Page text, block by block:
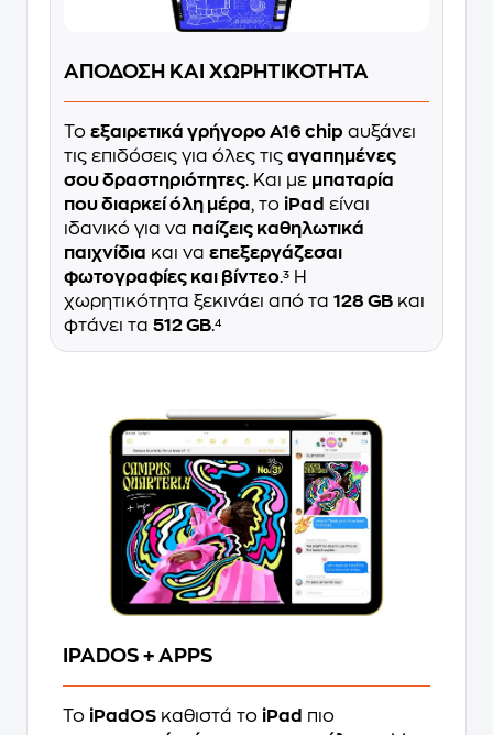
ΑΠΟΔΟΣΗ ΚΑΙ ΧΩΡΗΤΙΚΟΤΗΤΑ
Το εξαιρετικά γρήγορο A16 chip αυξάνει
τις επιδόσεις για όλες τις αγαπημένες
σου δραστηριότητες. Και με μπαταρία
που διαρκεί όλη μέρα, το iPad είναι
ιδανικό για να παίζεις καθηλωτικά
παιχνίδια και να επεξεργάζεσαι
φωτογραφίες και βίντεο.³ Η
χωρητικότητα ξεκινάει από τα 128 GB και
φτάνει τα 512 GB.⁴
IPADOS + APPS
Το iPadOS καθιστά το iPad πιο